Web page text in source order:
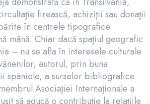
firească, achiziţii sau donaţii
în centrele tipografice
mână. Chiar dacă spaţiul geografic
– nu se afla în interesele culturale
autorul, prin buna
spaniole, a surselor bibliografice
Asociaţiei Internaţionale a
să aducă o contribuţie la relaţiile